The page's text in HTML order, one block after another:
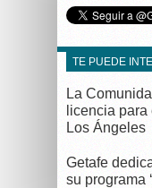
TE PUEDE
La
licencia
Los Ángeles
Getafe
su programa